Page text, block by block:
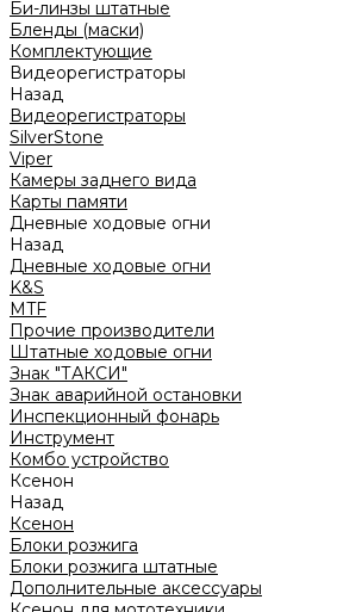
Би-линзы штатные
Бленды (маски)
Комплектующие
Видеорегистраторы
Назад
Видеорегистраторы
SilverStone
Viper
Камеры заднего вида
Карты памяти
Дневные ходовые огни
Назад
Дневные ходовые огни
K&S
MTF
Прочие производители
Штатные ходовые огни
Знак "ТАКСИ"
Знак аварийной остановки
Инспекционный фонарь
Инструмент
Комбо устройство
Ксенон
Назад
Ксенон
Блоки розжига
Блоки розжига штатные
Дополнительные аксессуары